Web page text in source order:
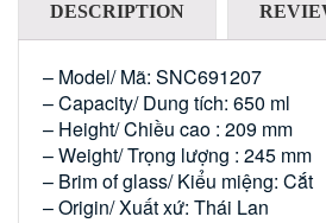
DESCRIPTION
– Model/ Mã: SNC691207
– Capacity/ Dung tích: 650 ml
– Height/ Chiều cao : 209 mm
– Weight/ Trọng lượng : 245 mm
– Brim of glass/ Kiểu miệng: Cắt
– Origin/ Xuất xứ: Thái Lan